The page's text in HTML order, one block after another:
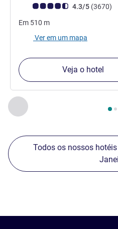
Anterior - Os nossos
Página , Os nossos
Nota clientes Avis4.3/5 (3670)
Em 510 m
Ver em um mapa
Veja o hotel
Todos os nossos